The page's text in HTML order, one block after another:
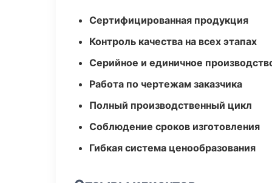
Сертифицированная продукция
Контроль качества на всех этапах
Серийное и единичное
Работа по чертежам заказчика
Полный производственный цикл
Соблюдение сроков изготовления
Гибкая система ценообразования